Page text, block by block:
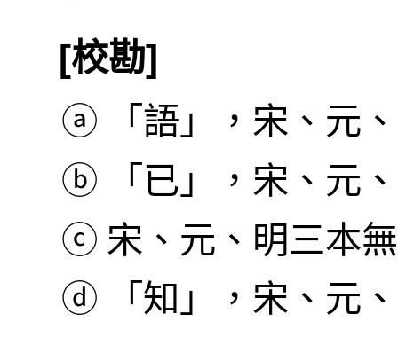
[校勘]
ⓐ
「語」，宋、元
ⓑ
「已」，宋、元
ⓒ 宋、元、明三本
ⓓ
「知」，宋、元